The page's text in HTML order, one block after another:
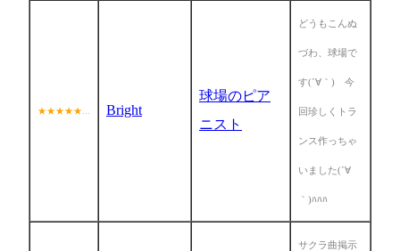
★★★★★... Bright
球場のピア
ニスト
どうもこんぬ
づわ、球場で
す(´∀｀) 今
回珍しくトラ
ンス作っちゃ
いました(´∀
｀)ﾊﾊﾊ
サクラ曲掲示